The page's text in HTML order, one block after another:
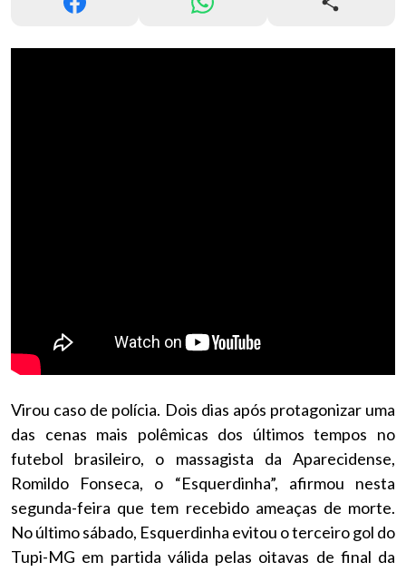
Virou caso de polícia. Dois dias após protagonizar uma
das cenas mais polêmicas dos últimos tempos no
futebol brasileiro, o massagista da Aparecidense,
Romildo Fonseca, o “Esquerdinha”, afirmou nesta
segunda-feira que tem recebido ameaças de morte.
No último sábado, Esquerdinha evitou o terceiro gol do
Tupi-MG em partida válida pelas oitavas de final da